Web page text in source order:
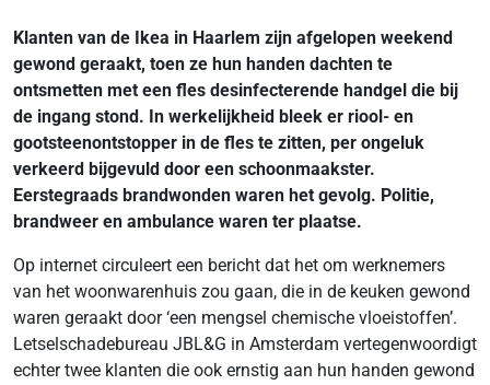
Klanten van de Ikea in Haarlem zijn afgelopen weekend
gewond geraakt, toen ze hun handen dachten te
ontsmetten met een fles desinfecterende handgel die bij
de ingang stond. In werkelijkheid bleek er riool- en
gootsteenontstopper in de fles te zitten, per ongeluk
verkeerd bijgevuld door een schoonmaakster.
Eerstegraads brandwonden waren het gevolg. Politie,
brandweer en ambulance waren ter plaatse.
Op internet circuleert een bericht dat het om werknemers
van het woonwarenhuis zou gaan, die in de keuken gewond
waren geraakt door ‘een mengsel chemische vloeistoffen’.
Letselschadebureau JBL&G in Amsterdam vertegenwoordigt
echter twee klanten die ook ernstig aan hun handen gewond